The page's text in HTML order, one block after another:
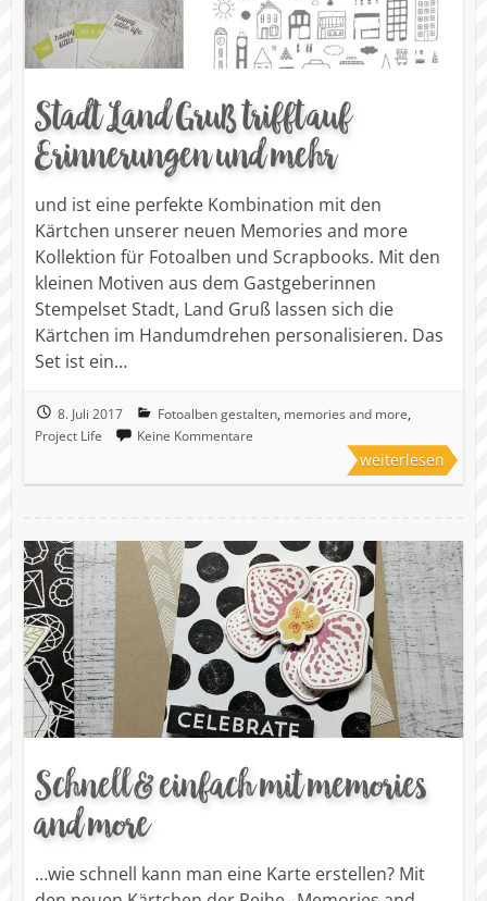
Stadt Land Gruß trifft auf
Erinnerungen und mehr
und ist eine perfekte Kombination mit den
Kärtchen unserer neuen Memories and more
Kollektion für Fotoalben und Scrapbooks. Mit den
kleinen Motiven aus dem Gastgeberinnen
Stempelset Stadt, Land Gruß lassen sich die
Kärtchen im Handumdrehen personalisieren. Das
Set ist ein…
8. Juli 2017 Fotoalben gestalten, memories and more,
Project Life
Keine Kommentare
weiterlesen
Schnell & einfach mit memories
and more
…wie schnell kann man eine Karte erstellen? Mit